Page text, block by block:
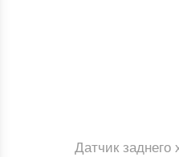
Датчик